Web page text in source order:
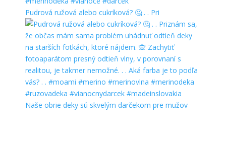
Pudrová ružová alebo cukríková? 🤔 . . Pri
Naše obrie deky sú skvelým darčekom pre mužov